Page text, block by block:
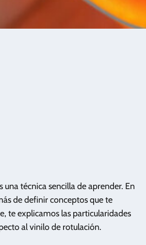
una técnica sencilla de aprender. En
de definir conceptos que te
te explicamos las particularidades
al vinilo de rotulación.